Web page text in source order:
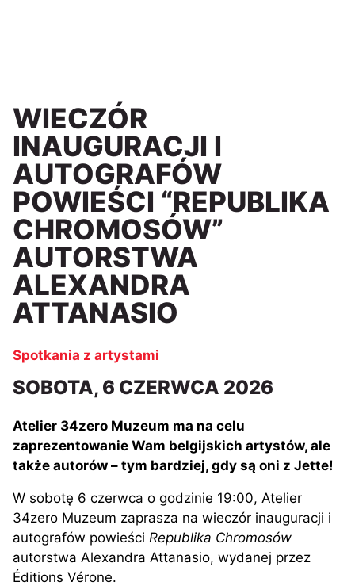
WIECZÓR
INAUGURACJI I
AUTOGRAFÓW
POWIEŚCI “REPUBLIKA
CHROMOSÓW”
AUTORSTWA
ALEXANDRA
ATTANASIO
Spotkania z artystami
SOBOTA, 6 CZERWCA 2026
Atelier 34zero Muzeum ma na celu
zaprezentowanie Wam belgijskich artystów, ale
także autorów – tym bardziej, gdy są oni z Jette!
W sobotę 6 czerwca o godzinie 19:00, Atelier
34zero Muzeum zaprasza na wieczór inauguracji i
autografów powieści Republika Chromosów
autorstwa Alexandra Attanasio, wydanej przez
Éditions Vérone.